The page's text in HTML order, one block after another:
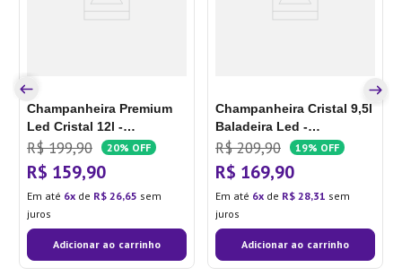
Champanheira Premium
Led Cristal 12l -
Plastifesta
R$ 199,90 20% OFF
R$ 159,90
Em até 6 de R$ 26,65 sem
juros
Adicionar ao carrinho
Champanheira Cristal 9,5l
Baladeira Led -
Plastifesta
R$ 209,90 19% OFF
R$ 169,90
Em até 6 de R$ 28,31 sem
juros
Adicionar ao carrinho